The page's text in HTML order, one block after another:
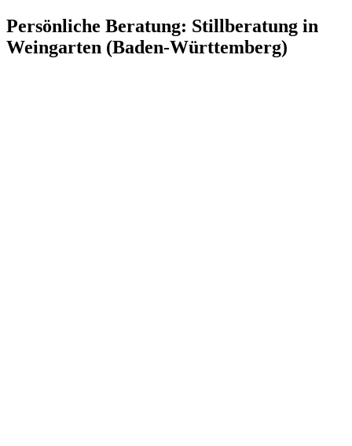
Persönliche Beratung: Stillberatung in
Weingarten (Baden-Württemberg)